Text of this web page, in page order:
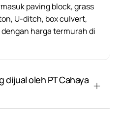
paving block, grass
U-ditch, box culvert,
harga termurah di
dijual oleh PT Cahaya